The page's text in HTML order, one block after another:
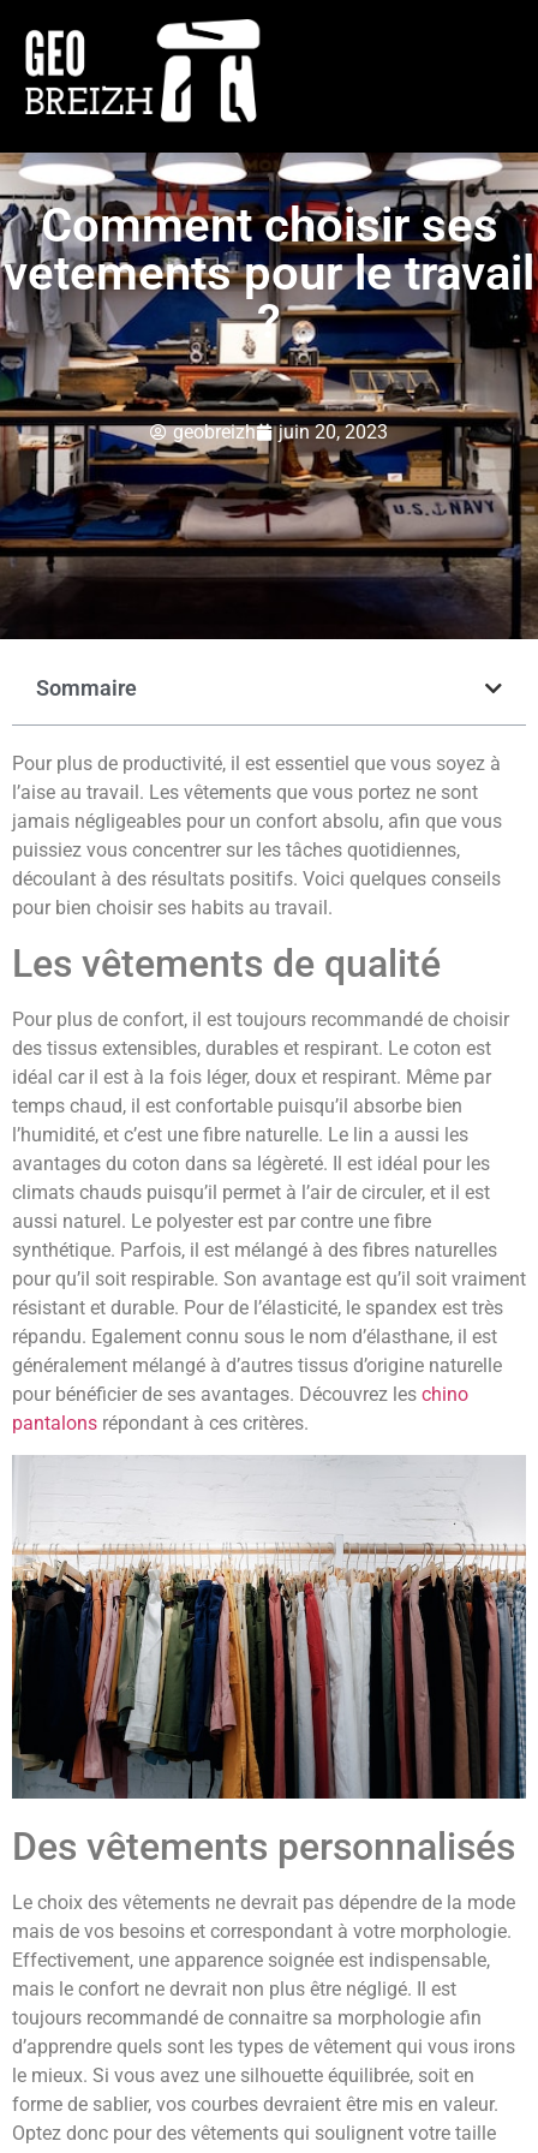
Comment choisir ses
vetements pour le travail
?
geobreizh juin 20, 2023
Sommaire
Pour plus de productivité, il est essentiel que vous soyez à
l’aise au travail. Les vêtements que vous portez ne sont
jamais négligeables pour un confort absolu, afin que vous
puissiez vous concentrer sur les tâches quotidiennes,
découlant à des résultats positifs. Voici quelques conseils
pour bien choisir ses habits au travail.
Les vêtements de qualité
Pour plus de confort, il est toujours recommandé de choisir
des tissus extensibles, durables et respirant. Le coton est
idéal car il est à la fois léger, doux et respirant. Même par
temps chaud, il est confortable puisqu’il absorbe bien
l’humidité, et c’est une fibre naturelle. Le lin a aussi les
avantages du coton dans sa légèreté. Il est idéal pour les
climats chauds puisqu’il permet à l’air de circuler, et il est
aussi naturel. Le polyester est par contre une fibre
synthétique. Parfois, il est mélangé à des fibres naturelles
pour qu’il soit respirable. Son avantage est qu’il soit vraiment
résistant et durable. Pour de l’élasticité, le spandex est très
répandu. Egalement connu sous le nom d’élasthane, il est
généralement mélangé à d’autres tissus d’origine naturelle
pour bénéficier de ses avantages. Découvrez les chino
pantalons répondant à ces critères.
Des vêtements personnalisés
Le choix des vêtements ne devrait pas dépendre de la mode
mais de vos besoins et correspondant à votre morphologie.
Effectivement, une apparence soignée est indispensable,
mais le confort ne devrait non plus être négligé. Il est
toujours recommandé de connaitre sa morphologie afin
d’apprendre quels sont les types de vêtement qui vous irons
le mieux. Si vous avez une silhouette équilibrée, soit en
forme de sablier, vos courbes devraient être mis en valeur.
Optez donc pour des vêtements qui soulignent votre taille